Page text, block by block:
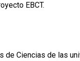
EBCT.
Ciencias de las